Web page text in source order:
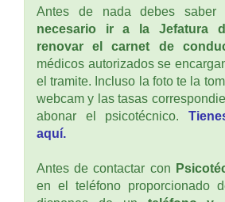
Antes de nada debes saber
necesario ir a la Jefatura
renovar el carnet de
médicos autorizados se
el tramite. Incluso la foto te la
webcam y las tasas
abonar el psicotécnico.
aquí.
Antes de contactar con
en el teléfono proporcionado